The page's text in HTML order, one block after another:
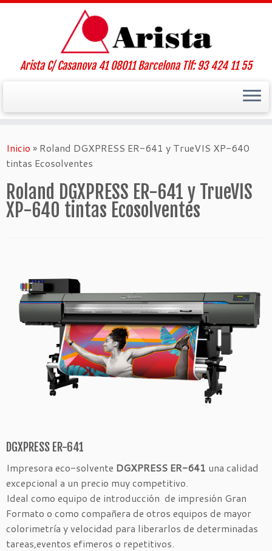
contenido
Arista C/ Casanova 41 08011 Barcelona Tlf: 93 424 11 55
Inicio » Roland DGXPRESS ER-641 y TrueVIS XP-640
tintas Ecosolventes
Roland DGXPRESS ER-641 y TrueVIS
XP-640 tintas Ecosolventes
DGXPRESS ER-641
Impresora eco-solvente DGXPRESS ER-641 una calidad
excepcional a un precio muy competitivo.
Ideal como equipo de introducción de impresión Gran
Formato o como compañera de otros equipos de mayor
colorimetría y velocidad para liberarlos de determinadas
tareas,eventos efimeros o repetitivos.